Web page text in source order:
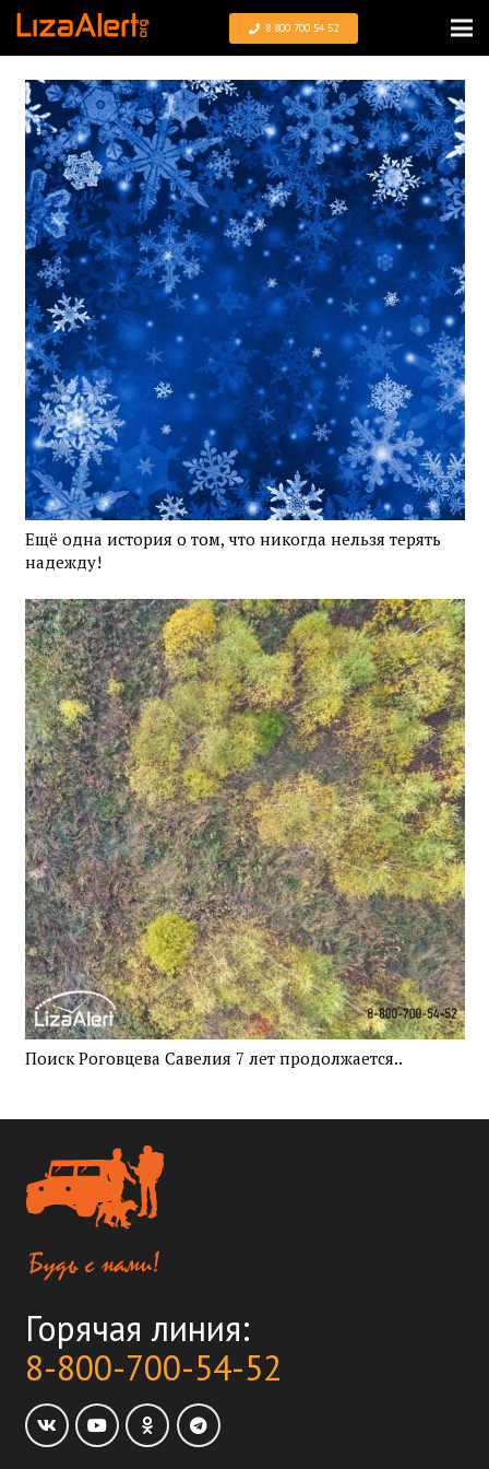
8 800 700 54 52
Ещё одна история о том, что никогда нельзя терять
надежду!
Поиск Роговцева Савелия 7 лет продолжается..
Горячая линия:
8-800-700-54-52